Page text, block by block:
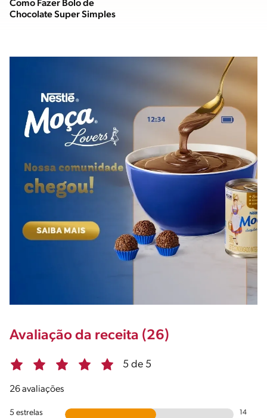
Como Fazer Bolo de
Chocolate Super Simples
Avaliação da receita (26)
5 de 5
26 avaliações
5 estrelas 14